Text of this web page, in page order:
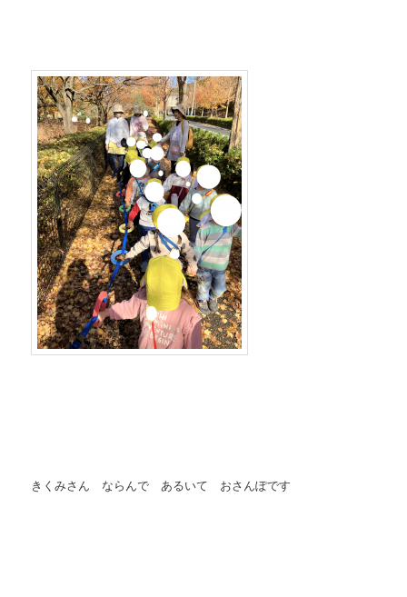
きくみさん ならんで あるいて おさんぽです